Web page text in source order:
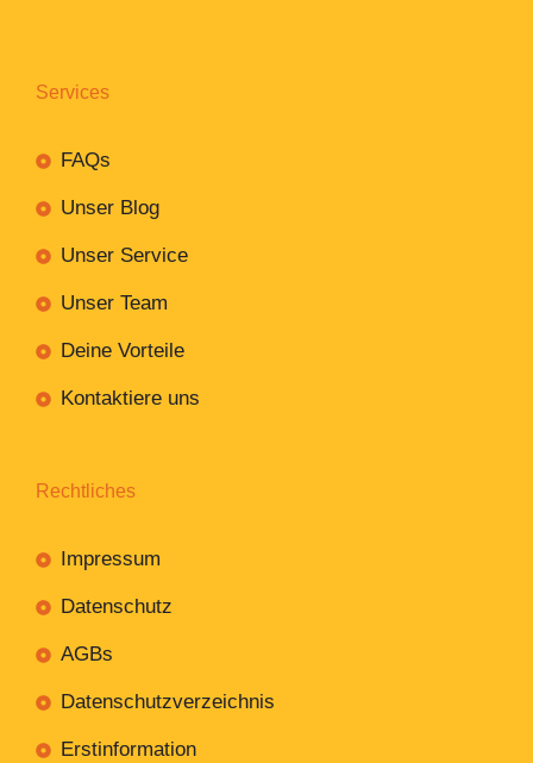
Services
FAQs
Unser Blog
Unser Service
Unser Team
Deine Vorteile
Kontaktiere uns
Rechtliches
Impressum
Datenschutz
AGBs
Datenschutzverzeichnis
Erstinformation